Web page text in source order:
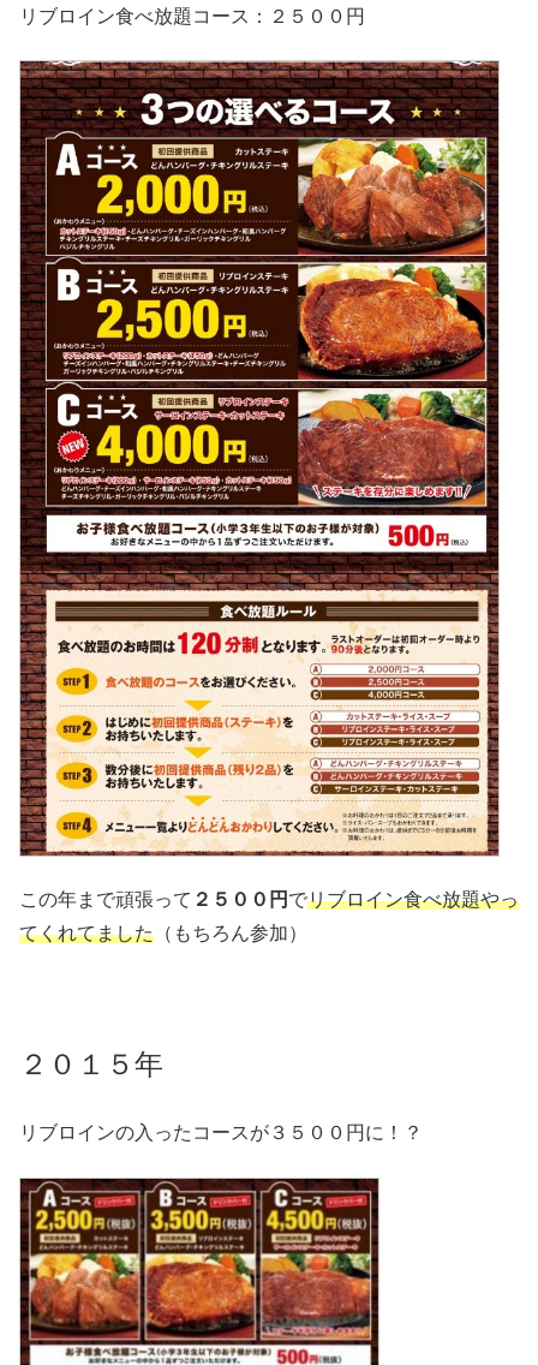
リブロイン食べ放題コース：２５００円
この年まで頑張って ２５００円 でリブロイン食べ放題やっ
てくれてました （もちろん参加）
２０１５年
リブロインの入ったコースが３５００円に！？